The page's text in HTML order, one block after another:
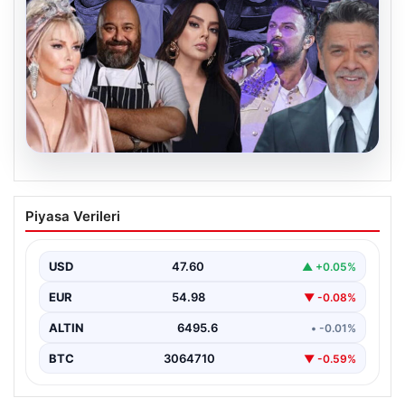
06.08.2026
MASAK’tan Ahbap Derneği raporu.
Hangi ünlü ne kadar bağış yaptı?
Bağışlar ve Ünlü İsimlerin Katkıları", "content": "İstanbul
Cumhuriyet…
Piyasa Verileri
USD 47.60 ▲ +0.05%
EUR 54.98 ▼ -0.08%
ALTIN 6495.6 • -0.01%
BTC 3064710 ▼ -0.59%